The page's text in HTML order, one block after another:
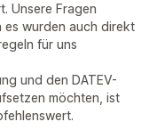
Unsere Fragen
wurden auch direkt
für uns
und den DATEV-
möchten, ist